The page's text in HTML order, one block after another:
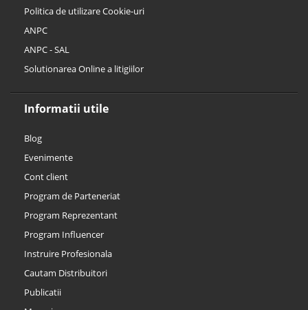
Politica de utilizare Cookie-uri
ANPC
ANPC - SAL
Solutionarea Online a litigiilor
Informatii utile
Blog
Evenimente
Cont client
Program de Parteneriat
Program Reprezentant
Program Influencer
Instruire Profesionala
Cautam Distribuitori
Publicatii